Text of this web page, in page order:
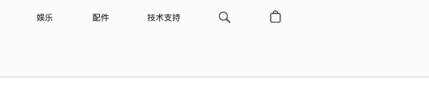
娱乐 配件 技术支持